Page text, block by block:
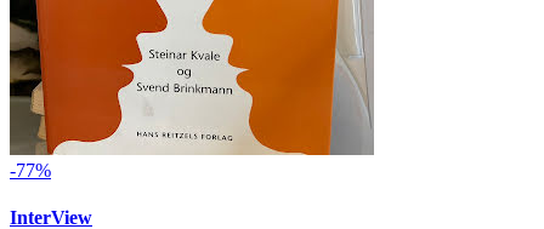
-77%
InterView